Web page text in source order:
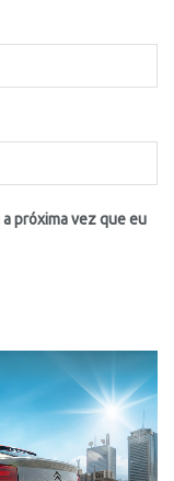
próxima vez que eu